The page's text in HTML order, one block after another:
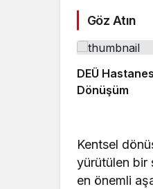
Göz Atın
DEÜ
Dönüşüm
Kentsel
yürütülen bir
en önemli